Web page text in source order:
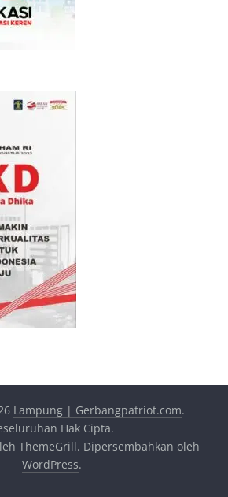
Lampung | Gerbangpatriot.com.
Hak Cipta.
ThemeGrill. Dipersembahkan oleh
WordPress.